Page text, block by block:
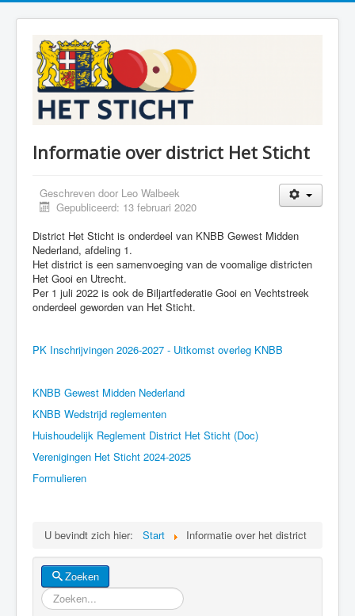
Informatie over district Het Sticht
Geschreven door Leo Walbeek
Gepubliceerd: 13 februari 2020
District Het Sticht is onderdeel van KNBB Gewest Midden
Nederland, afdeling 1.
Het district is een samenvoeging van de voomalige districten
Het Gooi en Utrecht.
Per 1 juli 2022 is ook de Biljartfederatie Gooi en Vechtstreek
onderdeel geworden van Het Sticht.
PK Inschrijvingen 2026-2027 - Uitkomst overleg KNBB
KNBB Gewest Midden Nederland
KNBB Wedstrijd reglementen
Huishoudelijk Reglement District Het Sticht (Doc)
Verenigingen Het Sticht 2024-2025
Formulieren
U bevindt zich hier: Start Informatie over het district
Zoeken
Zoeken